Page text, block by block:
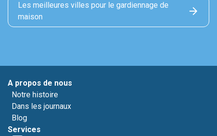
Les meilleures villes pour le gardiennage de
maison
A propos de nous
Notre histoire
Dans les journaux
Blog
Services